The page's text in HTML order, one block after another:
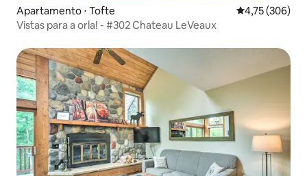
Apartamento ⋅ Tofte 4,75 de uma
4,75 (306)
Vistas para a orla! - #302 Chateau LeVeaux